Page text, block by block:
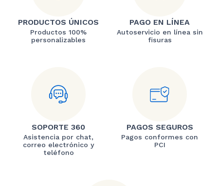
PRODUCTOS ÚNICOS
Productos 100%
personalizables
PAGO EN LÍNEA
Autoservicio en línea sin
fisuras
SOPORTE 360
Asistencia por chat,
correo electrónico y
teléfono
PAGOS SEGUROS
Pagos conformes con
PCI